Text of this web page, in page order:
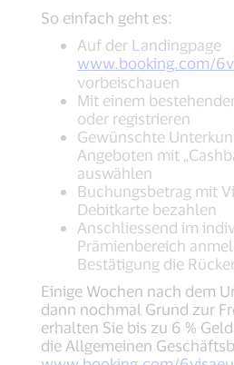
So einfach geht es:
Auf der Landingpage
www.booking.com/
vorbeischauen
Mit einem
oder registrieren
Gewünschte
Angeboten mit
auswählen
Buchungsbetrag mit
Debitkarte bezahlen
Anschliessend im
Prämienbereich
Bestätigung die
Einige Wochen nach dem
dann nochmal Grund zur
erhalten Sie bis zu 6 %
die Allgemeinen